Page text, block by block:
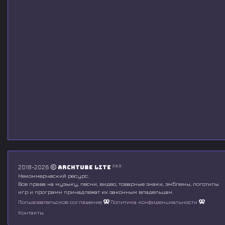
2018-2026 Archtube Lite 2.8.5
Некоммерческий ресурс.
Все права на музыку, песни, видео, товарные знаки, эмблемы, логотипы
игр и программ принадлежат их законным владельцам.
Пользовательское соглашение
Политика конфиденциальности
Контакты